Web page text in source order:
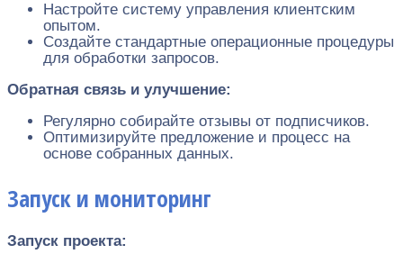
Настройте систему управления клиентским
опытом.
Создайте стандартные операционные процедуры
для обработки запросов.
Обратная связь и улучшение:
Регулярно собирайте отзывы от подписчиков.
Оптимизируйте предложение и процесс на
основе собранных данных.
Запуск и мониторинг
Запуск проекта: